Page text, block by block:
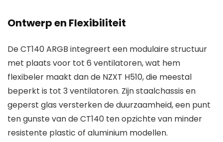
Ontwerp en Flexibiliteit
De CT140 ARGB integreert een modulaire structuur
met plaats voor tot 6 ventilatoren, wat hem
flexibeler maakt dan de NZXT H510, die meestal
beperkt is tot 3 ventilatoren. Zijn staalchassis en
geperst glas versterken de duurzaamheid, een punt
ten gunste van de CT140 ten opzichte van minder
resistente plastic of aluminium modellen.